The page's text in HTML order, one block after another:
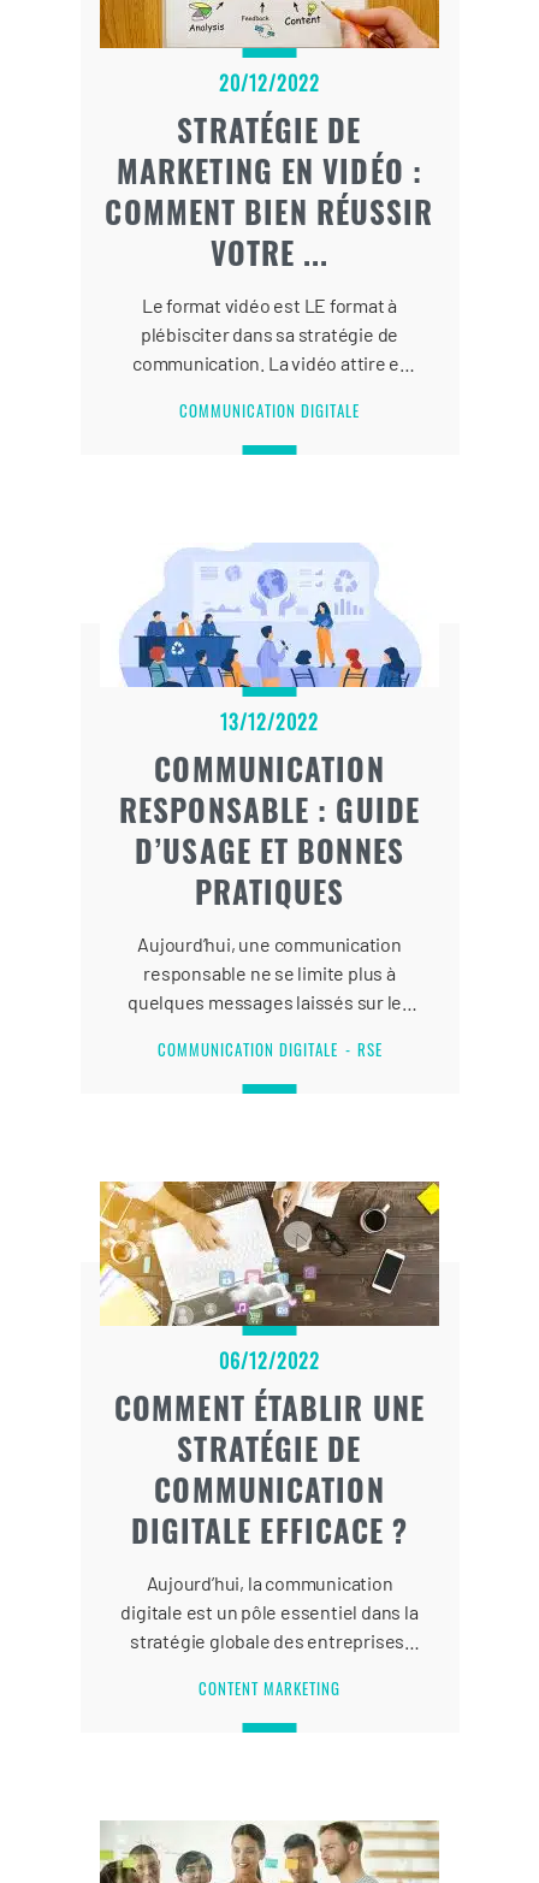
20/12/2022
STRATÉGIE DE
MARKETING EN VIDÉO :
COMMENT BIEN RÉUSSIR
VOTRE ...
Le format vidéo est LE format à
plébisciter dans sa stratégie de
communication. La vidéo attire et
médias sociaux. Elle est un
formidable levier pour avoir des
COMMUNICATION DIGITALE
13/12/2022
COMMUNICATION
RESPONSABLE : GUIDE
D’USAGE ET BONNES
PRATIQUES
Aujourd’hui, une communication
responsable ne se limite plus à
quelques messages laissés sur les
entré en urgence climatique et le
numérique doit lui aussi effectuer
COMMUNICATION DIGITALE RSE
06/12/2022
COMMENT ÉTABLIR UNE
STRATÉGIE DE
COMMUNICATION
DIGITALE EFFICACE ?
Aujourd’hui, la communication
digitale est un pôle essentiel dans la
stratégie globale des entreprises.
communication digitale se construit
pas à pas et ne laisse aucune place
CONTENT MARKETING